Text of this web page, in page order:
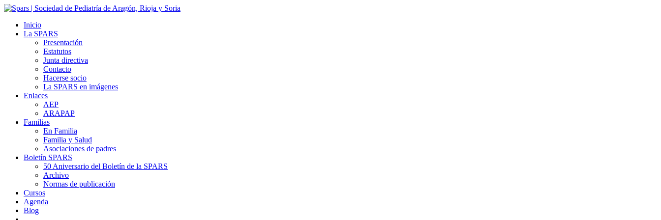
Inicio
La SPARS
Presentación
Estatutos
Junta directiva
Contacto
Hacerse socio
La SPARS en imágenes
Enlaces
AEP
ARAPAP
Familias
En Familia
Familia y Salud
Asociaciones de padres
Boletín SPARS
50 Aniversario del Boletín de la SPARS
Archivo
Normas de publicación
Cursos
Agenda
Blog